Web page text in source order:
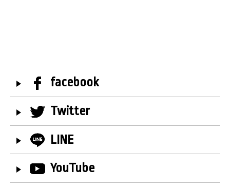
facebook
Twitter
LINE
YouTube